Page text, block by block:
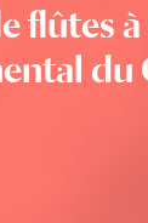
flûtes
du